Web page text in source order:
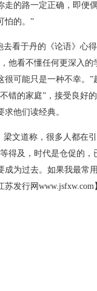
的路一定正确，即便
怕的。”
看于丹的《论语》心
他看不懂任何更深入
可能只是一种不幸。
的家庭”，接受良好
他们读经典。
文道称，很多人都在
得及，时代是仓促的
为过去。如果我最常
苏发行网 www.jsfxw.com